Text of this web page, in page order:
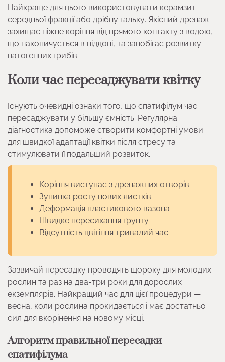
Найкраще для цього використовувати керамзит
середньої фракції або дрібну гальку. Якісний дренаж
захищає ніжне коріння від прямого контакту з водою,
що накопичується в піддоні, та запобігає розвитку
патогенних грибів.
Коли час пересаджувати квітку
Існують очевидні ознаки того, що спатифілум час
пересаджувати у більшу ємність. Регулярна
діагностика допоможе створити комфортні умови
для швидкої адаптації квітки після стресу та
стимулювати її подальший розвиток.
Коріння виступає з дренажних отворів
Зупинка росту нових листків
Деформація пластикового вазона
Швидке пересихання ґрунту
Відсутність цвітіння тривалий час
Зазвичай пересадку проводять щороку для молодих
рослин та раз на два-три роки для дорослих
екземплярів. Найкращий час для цієї процедури —
весна, коли рослина прокидається і має достатньо
сил для вкорінення на новому місці.
Алгоритм правильної пересадки
спатифілума